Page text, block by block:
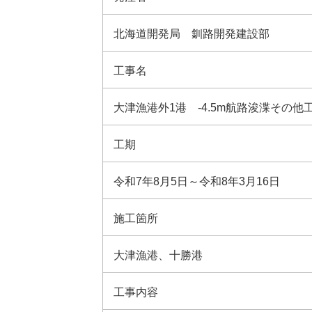
北海道開発局 釧路開発建設部
工事名
大津漁港外1港 -4.5m航路浚渫その他
工期
令和7年8月5日～令和8年3月16日
施工箇所
大津漁港、十勝港
工事内容